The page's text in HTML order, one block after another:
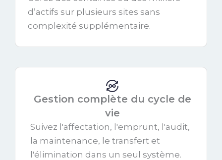
d’actifs sur plusieurs sites sans
complexité supplémentaire.
Gestion complète du cycle de
vie
Suivez l'affectation, l'emprunt, l'audit,
la maintenance, le transfert et
l'élimination dans un seul système.